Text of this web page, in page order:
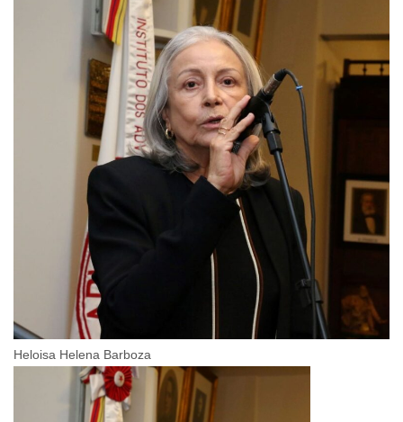
Heloisa Helena Barboza